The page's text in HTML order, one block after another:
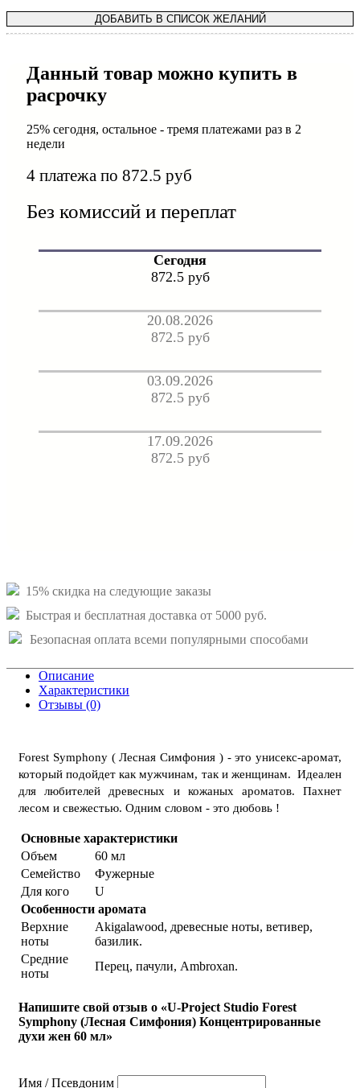
ДОБАВИТЬ В СПИСОК ЖЕЛАНИЙ
Данный товар можно купить в
расрочку
25% сегодня, остальное - тремя платежами раз в 2
недели
4 платежа по 872.5 руб
Без комиссий и переплат
Сегодня
872.5 руб
20.08.2026
872.5 руб
03.09.2026
872.5 руб
17.09.2026
872.5 руб
15% скидка на следующие заказы
Быстрая и бесплатная доставка от 5000 руб.
Безопасная оплата всеми популярными способами
Описание
Характеристики
Отзывы (0)
Forest Symphony ( Лесная Симфония ) - это унисекс-аромат,
который подойдет как мужчинам, так и женщинам. Идеален
для любителей древесных и кожаных ароматов. Пахнет
лесом и свежестью. Одним словом - это дюбовь !
Основные характеристики
Объем
60 мл
Семейство
Фужерные
Для кого
U
Особенности аромата
Верхние
ноты
Akigalawood, древесные ноты, ветивер,
базилик.
Средние
ноты
Перец, пачули, Ambroxan.
Напишите свой отзыв о «U-Project Studio Forest
Symphony (Лесная Симфония) Концентрированные
духи жен 60 мл»
Имя / Псевдоним